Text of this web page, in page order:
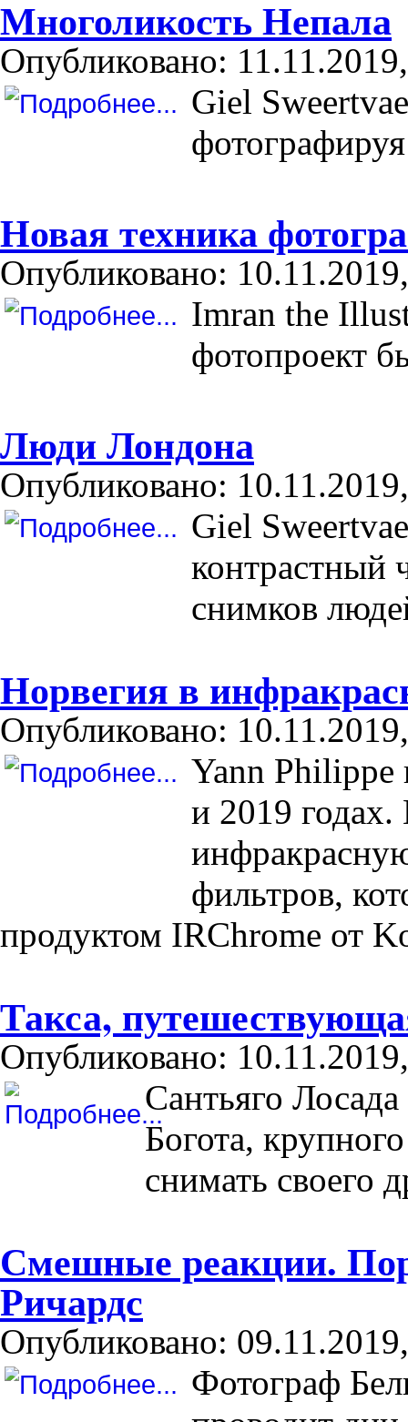
Многоликость Непала
Опубликовано:
Giel
Новая техника
Опубликовано:
Imran the
фотопроект
Люди Лондона
Опубликовано:
Giel
контрастный
снимков
Норвегия в
Опубликовано:
Yann
и 2019
фильтров,
продуктом IRChrome от
Такса,
Опубликовано:
Сантьяго
Богота,
снимать своего
Смешные реакции.
Ричардс
Опубликовано:
Фотограф